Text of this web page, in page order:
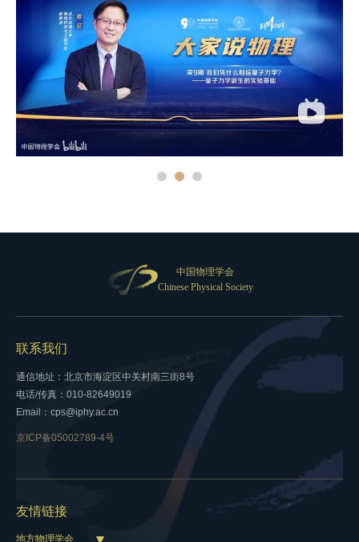
中国物理学会
Chinese Physical Society
联系我们
通信地址：北京市海淀区中关村南三街8号
电话/传真：010-82649019
Email：cps@iphy.ac.cn
京ICP备05002789-4号
友情链接
地方物理学会